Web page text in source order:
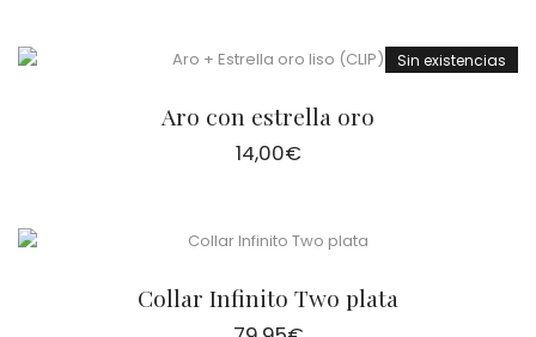
Sin existencias
Aro con estrella oro
14,00€
Collar Infinito Two plata